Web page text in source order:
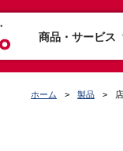
商品・サービス
ホーム 製品